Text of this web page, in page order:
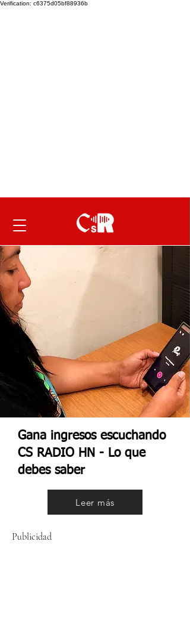
Verification: c6375d05bf88936b
Gana ingresos escuchando
CS RADIO HN - Lo que
debes saber
Leer más
Publicidad